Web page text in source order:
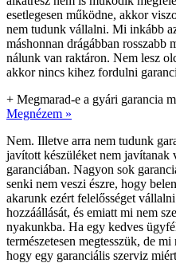
esetlegesen működne, akkor
nem tudunk vállalni. Mi inkább
máshonnan drágábban rosszabb
nálunk van raktáron. Nem lesz
akkor nincs kihez fordulni
+ Megmarad-e a gyári garancia
Megnézem »
Nem. Illetve arra nem tudunk
javított készüléket nem javítanak
garanciában. Nagyon sok
senki nem veszi észre, hogy
akarunk ezért felelősséget
hozzáállását, és emiatt mi nem
nyakunkba. Ha egy kedves
természetesen megtesszük, de
hogy egy garanciális szerviz